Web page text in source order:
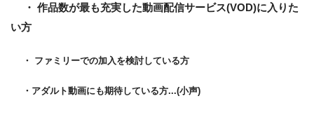
・ 作品数が最も充実した動画配信サービス(VOD)に入りた
い方
・ ファミリーでの加入を検討している方
・アダルト動画にも期待している方...(小声)